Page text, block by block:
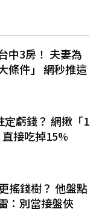
中3房！ 夫妻為
條件」 網秒推這
定虧錢？ 網揪「1
接吃掉15%
搖錢樹？ 他盤點
：別當接盤俠